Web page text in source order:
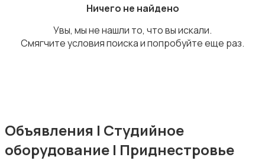
Видеонаблюдение
Ничего не найдено
Увы, мы не нашли то, что вы искали.
Смягчите условия поиска и попробуйте еще раз.
Объявления | Студийное
оборудование | Приднестровье